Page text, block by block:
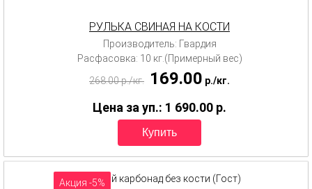
РУЛЬКА СВИНАЯ НА КОСТИ
Производитель: Гвардия
Расфасовка: 10 кг.(Примерный вес)
268.00p./кг. 169.00 p./кг.
Цена за уп.: 1 690.00 p.
Акция -5%